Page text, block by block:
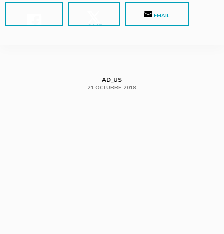
POST
EMAIL
AD_US
21 OCTUBRE, 2018